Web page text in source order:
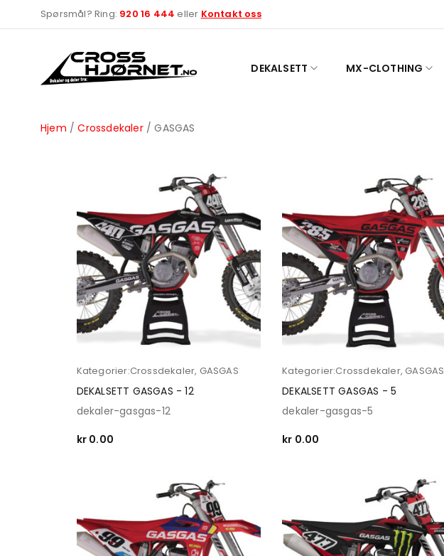
Spørsmål? Ring: 920 16 444 eller Kontakt oss
DEKALSETT MX-CLOTHING
Hjem /Crossdekaler/ GASGAS
Kategorier:Crossdekaler, GASGAS
DEKALSETT GASGAS - 12
dekaler-gasgas-12
kr0.00
Kategorier:Crossdekaler, GASGAS
DEKALSETT GASGAS - 5
dekaler-gasgas-5
kr 0.00